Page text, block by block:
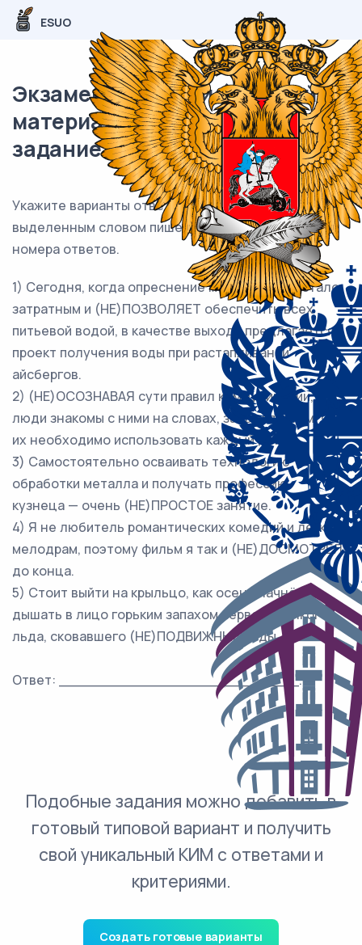
ESUO
Экзаменационный (типовой)
материал ЕГЭ / Русский / 13
задание (24) / 186
Укажите варианты ответов, в которых НЕ с
выделенным словом пишетсяСЛИТНО. Запишите
номера ответов.
1) Сегодня, когда опреснение морской воды стало
затратным и (НЕ)ПОЗВОЛЯЕТ обеспечить всех
питьевой водой, в качестве выхода предлагается
проект получения воды при растапливании
айсбергов.
2) (НЕ)ОСОЗНАВАЯ сути правил коммуникации,
люди знакомы с ними на словах, забывая о том, что
их необходимо использовать каждый день.
3) Самостоятельно осваивать технологию
обработки металла и получать профессию
кузнеца — очень (НЕ)ПРОСТОЕ занятие.
4) Я не любитель романтических комедий и лёгких
мелодрам, поэтому фильм я так и (НЕ)ДОСМОТРЕЛ
до конца.
5) Стоит выйти на крыльцо, как осень начнёт
дышать в лицо горьким запахом первого тонкого
льда, сковавшего (НЕ)ПОДВИЖНЫЕ воды.
Ответ: ___________________________.
Подобные задания можно добавить в
готовый типовой вариант и получить
свой уникальный КИМ с ответами и
критериями.
Создать готовые варианты